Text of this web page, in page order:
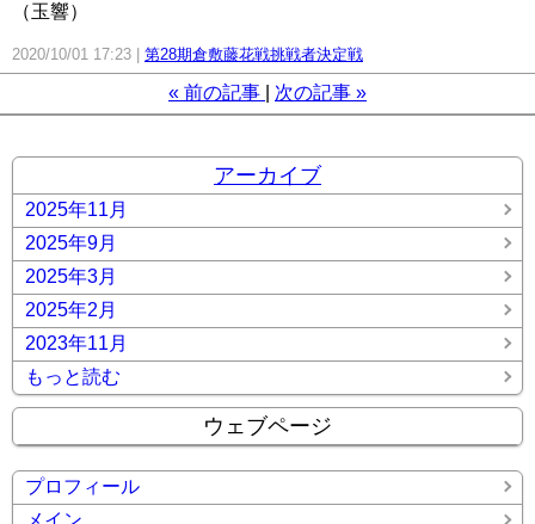
（玉響）
2020/10/01 17:23 第28期倉敷藤花戦挑戦者決定戦
« 前の記事 次の記事 »
アーカイブ
2025年11月
2025年9月
2025年3月
2025年2月
2023年11月
もっと読む
ウェブページ
プロフィール
メイン